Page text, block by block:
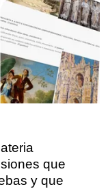
que
y que